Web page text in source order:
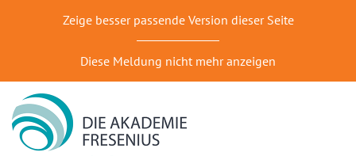
Zeige besser passende Version dieser Seite
Diese Meldung nicht mehr anzeigen